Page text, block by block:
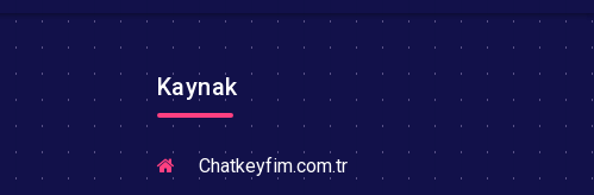
Kaynak
Chatkeyfim.com.tr